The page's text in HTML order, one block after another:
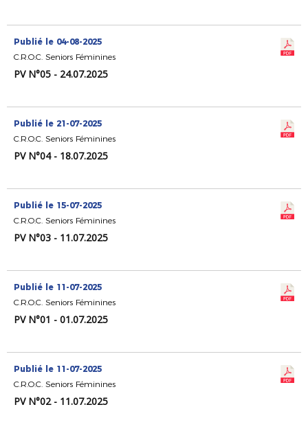
Publié le 04-08-2025
C.R.O.C. Seniors Féminines
PV N°05 - 24.07.2025
Publié le 21-07-2025
C.R.O.C. Seniors Féminines
PV N°04 - 18.07.2025
Publié le 15-07-2025
C.R.O.C. Seniors Féminines
PV N°03 - 11.07.2025
Publié le 11-07-2025
C.R.O.C. Seniors Féminines
PV N°01 - 01.07.2025
Publié le 11-07-2025
C.R.O.C. Seniors Féminines
PV N°02 - 11.07.2025